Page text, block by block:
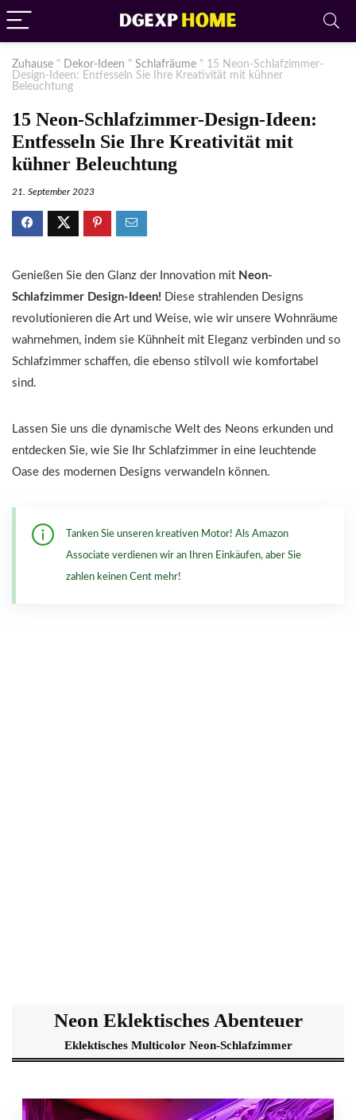
Zuhause " Dekor-Ideen " Schlafräume " 15 Neon-Schlafzimmer-
Design-Ideen: Entfesseln Sie Ihre Kreativität mit kühner
Beleuchtung
15 Neon-Schlafzimmer-Design-Ideen:
Entfesseln Sie Ihre Kreativität mit
kühner Beleuchtung
21. September 2023
Genießen Sie den Glanz der Innovation mit Neon-
Schlafzimmer Design-Ideen! Diese strahlenden Designs
revolutionieren die Art und Weise, wie wir unsere Wohnräume
wahrnehmen, indem sie Kühnheit mit Eleganz verbinden und so
Schlafzimmer schaffen, die ebenso stilvoll wie komfortabel
sind.
Lassen Sie uns die dynamische Welt des Neons erkunden und
entdecken Sie, wie Sie Ihr Schlafzimmer in eine leuchtende
Oase des modernen Designs verwandeln können.
Tanken Sie unseren kreativen Motor! Als Amazon
Associate verdienen wir an Ihren Einkäufen, aber Sie
zahlen keinen Cent mehr!
Neon Eklektisches Abenteuer
Eklektisches Multicolor Neon-Schlafzimmer